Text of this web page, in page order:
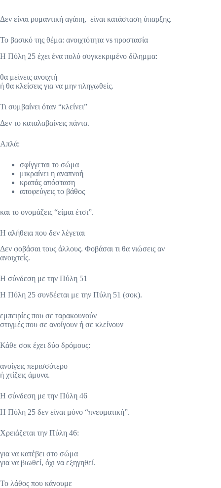
Δεν είναι ρομαντική αγάπη, είναι κατάσταση ύπαρξης.
Το βασικό της θέμα: ανοιχτότητα vs προστασία
Η Πύλη 25 έχει ένα πολύ συγκεκριμένο δίλημμα:
θα μείνεις ανοιχτή
ή θα κλείσεις για να μην πληγωθείς.
Τι συμβαίνει όταν “κλείνει”
Δεν το καταλαβαίνεις πάντα.
Απλά:
σφίγγεται το σώμα
μικραίνει η αναπνοή
κρατάς απόσταση
αποφεύγεις το βάθος
και το ονομάζεις “είμαι έτσι”.
Η αλήθεια που δεν λέγεται
Δεν φοβάσαι τους άλλους. Φοβάσαι τι θα νιώσεις αν
ανοιχτείς.
Η σύνδεση με την Πύλη 51
Η Πύλη 25 συνδέεται με την Πύλη 51 (σοκ).
εμπειρίες που σε ταρακουνούν
στιγμές που σε ανοίγουν ή σε κλείνουν
Κάθε σοκ έχει δύο δρόμους:
ανοίγεις περισσότερο
ή χτίζεις άμυνα.
Η σύνδεση με την Πύλη 46
Η Πύλη 25 δεν είναι μόνο “πνευματική”.
Χρειάζεται την Πύλη 46:
για να κατέβει στο σώμα
για να βιωθεί, όχι να εξηγηθεί.
Το λάθος που κάνουμε